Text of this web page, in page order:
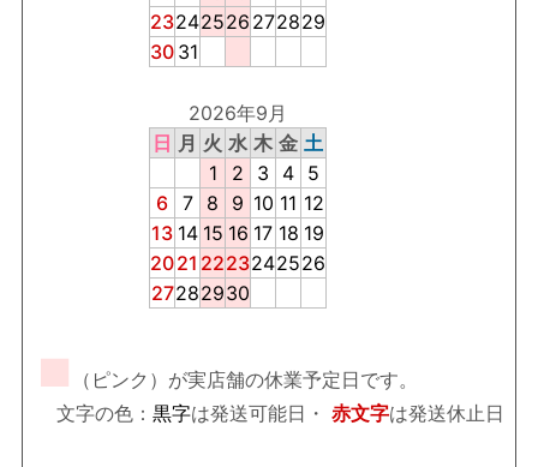
23242526 272829
30 31
2026年9月
日 月 火 水 木 金 土
1
2 3 4 5
6 7 8 9 10 11 12
13 14 15 16 17 18 19
2021 2223242526
27282930
■
（ピンク）が実店舗の休業予定日です。
文字の色： 黒字は発送可能日・ 赤文字は発送休止日